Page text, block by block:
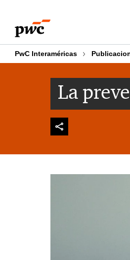
content
footer
PwC Interaméricas
La